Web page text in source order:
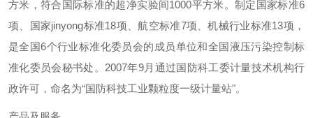
方米，符合国际标准的超净实验间1000平方米。制定国家标准6
项、国家jinyong标准18项、航空标准7项、机械行业标准13项，
是全国6个行业标准化委员会的成员单位和全国液压污染控制标
准化委员会秘书处。 2007年9月通过国防科工委计量技术机构行
政许可，命名为“国防科技工业颗粒度一级计量站"。